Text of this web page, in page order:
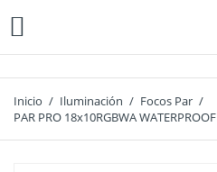

Inicio Iluminación
Focos Par
PAR PRO 18x10RGBWA WATERPROOF